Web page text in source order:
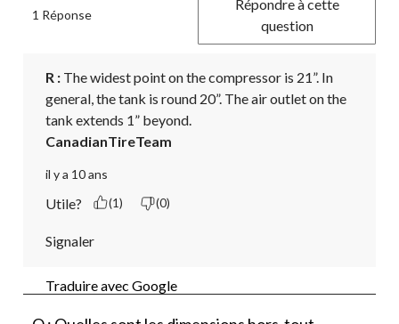
1 Réponse
Répondre à cette
question
R : The widest point on the compressor is 21”. In
general, the tank is round 20”. The air outlet on the
tank extends 1” beyond.
CanadianTireTeam
il y a 10 ans
Utile? (1) (0)
Signaler
Traduire avec Google